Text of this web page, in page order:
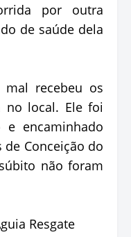
por outra
de saúde dela
recebeu os
no local. Ele foi
e encaminhado
Conceição do
não foram
Resgate